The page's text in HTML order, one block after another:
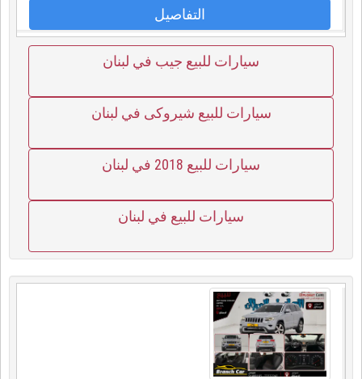
التفاصيل
سيارات للبيع جيب في لبنان
سيارات للبيع شيروكى في لبنان
سيارات للبيع 2018 في لبنان
سيارات للبيع في لبنان